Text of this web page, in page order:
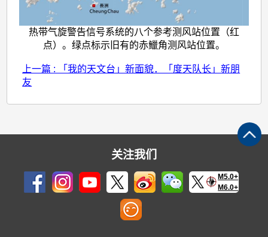
热带气旋警告信号系统的八个参考测风站位置（红
点）。绿点标示旧有的赤鱲角测风站位置。
上一篇 : 「我的天文台」新面貌．「度天队长」新朋
友
关注我们
M5.0+
M6.0+